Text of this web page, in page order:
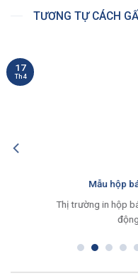
TƯƠNG TỰ CÁCH
Mẫu hộp
Thị trường in hộp
17
Th4